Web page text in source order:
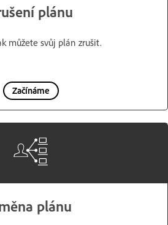
plánu
můžete svůj plán zrušit.
Začínáme
plánu